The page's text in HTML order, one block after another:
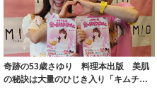
奇跡の53歳さゆり 料理本出版 美肌
の秘訣は大量のひじき入り「キムチ納